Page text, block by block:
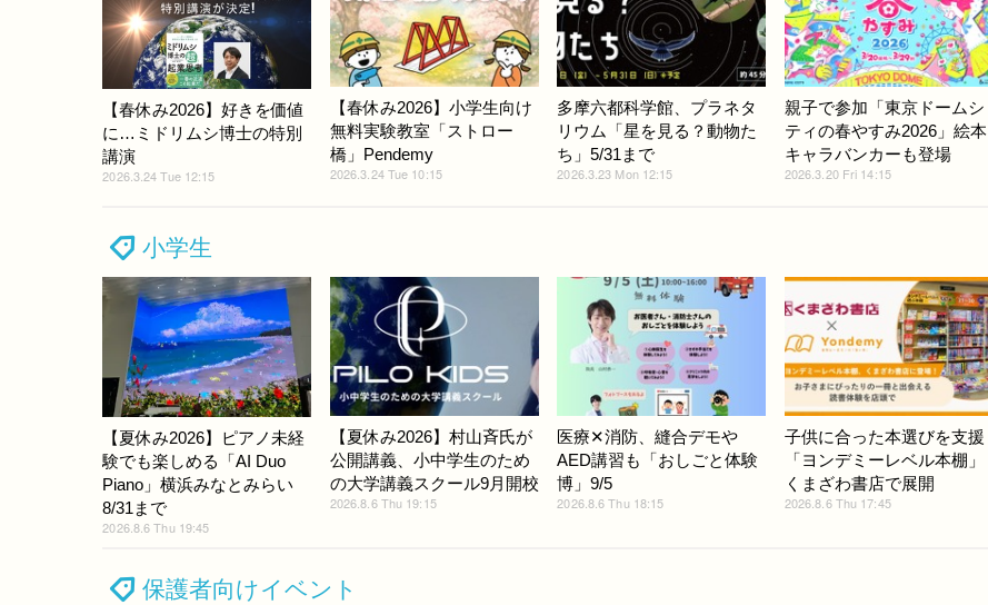
【春休み2026】好きを価値
に…ミドリムシ博士の特別
講演
2026.3.24 Tue 12:15
【春休み2026】小学生向け
無料実験教室「ストロー
橋」Pendemy
2026.3.24 Tue 10:15
多摩六都科学館、プラネタ
リウム「星を見る？動物た
ち」5/31まで
2026.3.23 Mon 12:15
親子で参加「東京ドームシ
ティの春やすみ2026」絵本
キャラバンカーも登場
2026.3.20 Fri 14:15
小学生
【夏休み2026】ピアノ未経
験でも楽しめる「AI Duo
Piano」横浜みなとみらい
8/31まで
2026.8.6 Thu 19:45
【夏休み2026】村山斉氏が
公開講義、小中学生のため
の大学講義スクール9月開校
2026.8.6 Thu 19:15
医療✕消防、縫合デモや
AED講習も「おしごと体験
博」9/5
2026.8.6 Thu 18:15
子供に合った本選びを支援
「ヨンデミーレベル本棚」
くまざわ書店で展開
2026.8.6 Thu 17:45
保護者向けイベント